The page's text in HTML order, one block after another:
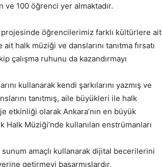
100 öğrenci yer almaktadır.
öğrencilerimiz farklı kültürlere ait
halk müziği ve danslarını tanıtma fırsatı
çalışma ruhunu da kazandırmayı
kullanarak kendi şarkılarını yazmış ve
tanıtmış, aile büyükleri ile halk
etkinliği olarak Ankara’nın en büyük
Müziği’nde kullanılan enstrümanları
sunum amaçlı kullanarak dijital becerilerini
getirmeyi başarmışlardır.